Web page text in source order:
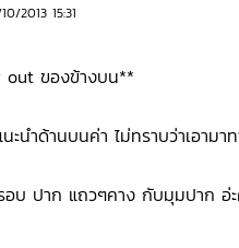
2013 15:31
out ของข้างบน**
นำด้านบนค่า ไม่ทราบว่าเอามา
บ ปาก แถวๆคาง กับมุมปาก อ่ะ